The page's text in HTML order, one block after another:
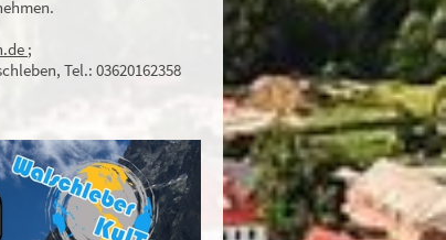
;
Tel.: 03620162358